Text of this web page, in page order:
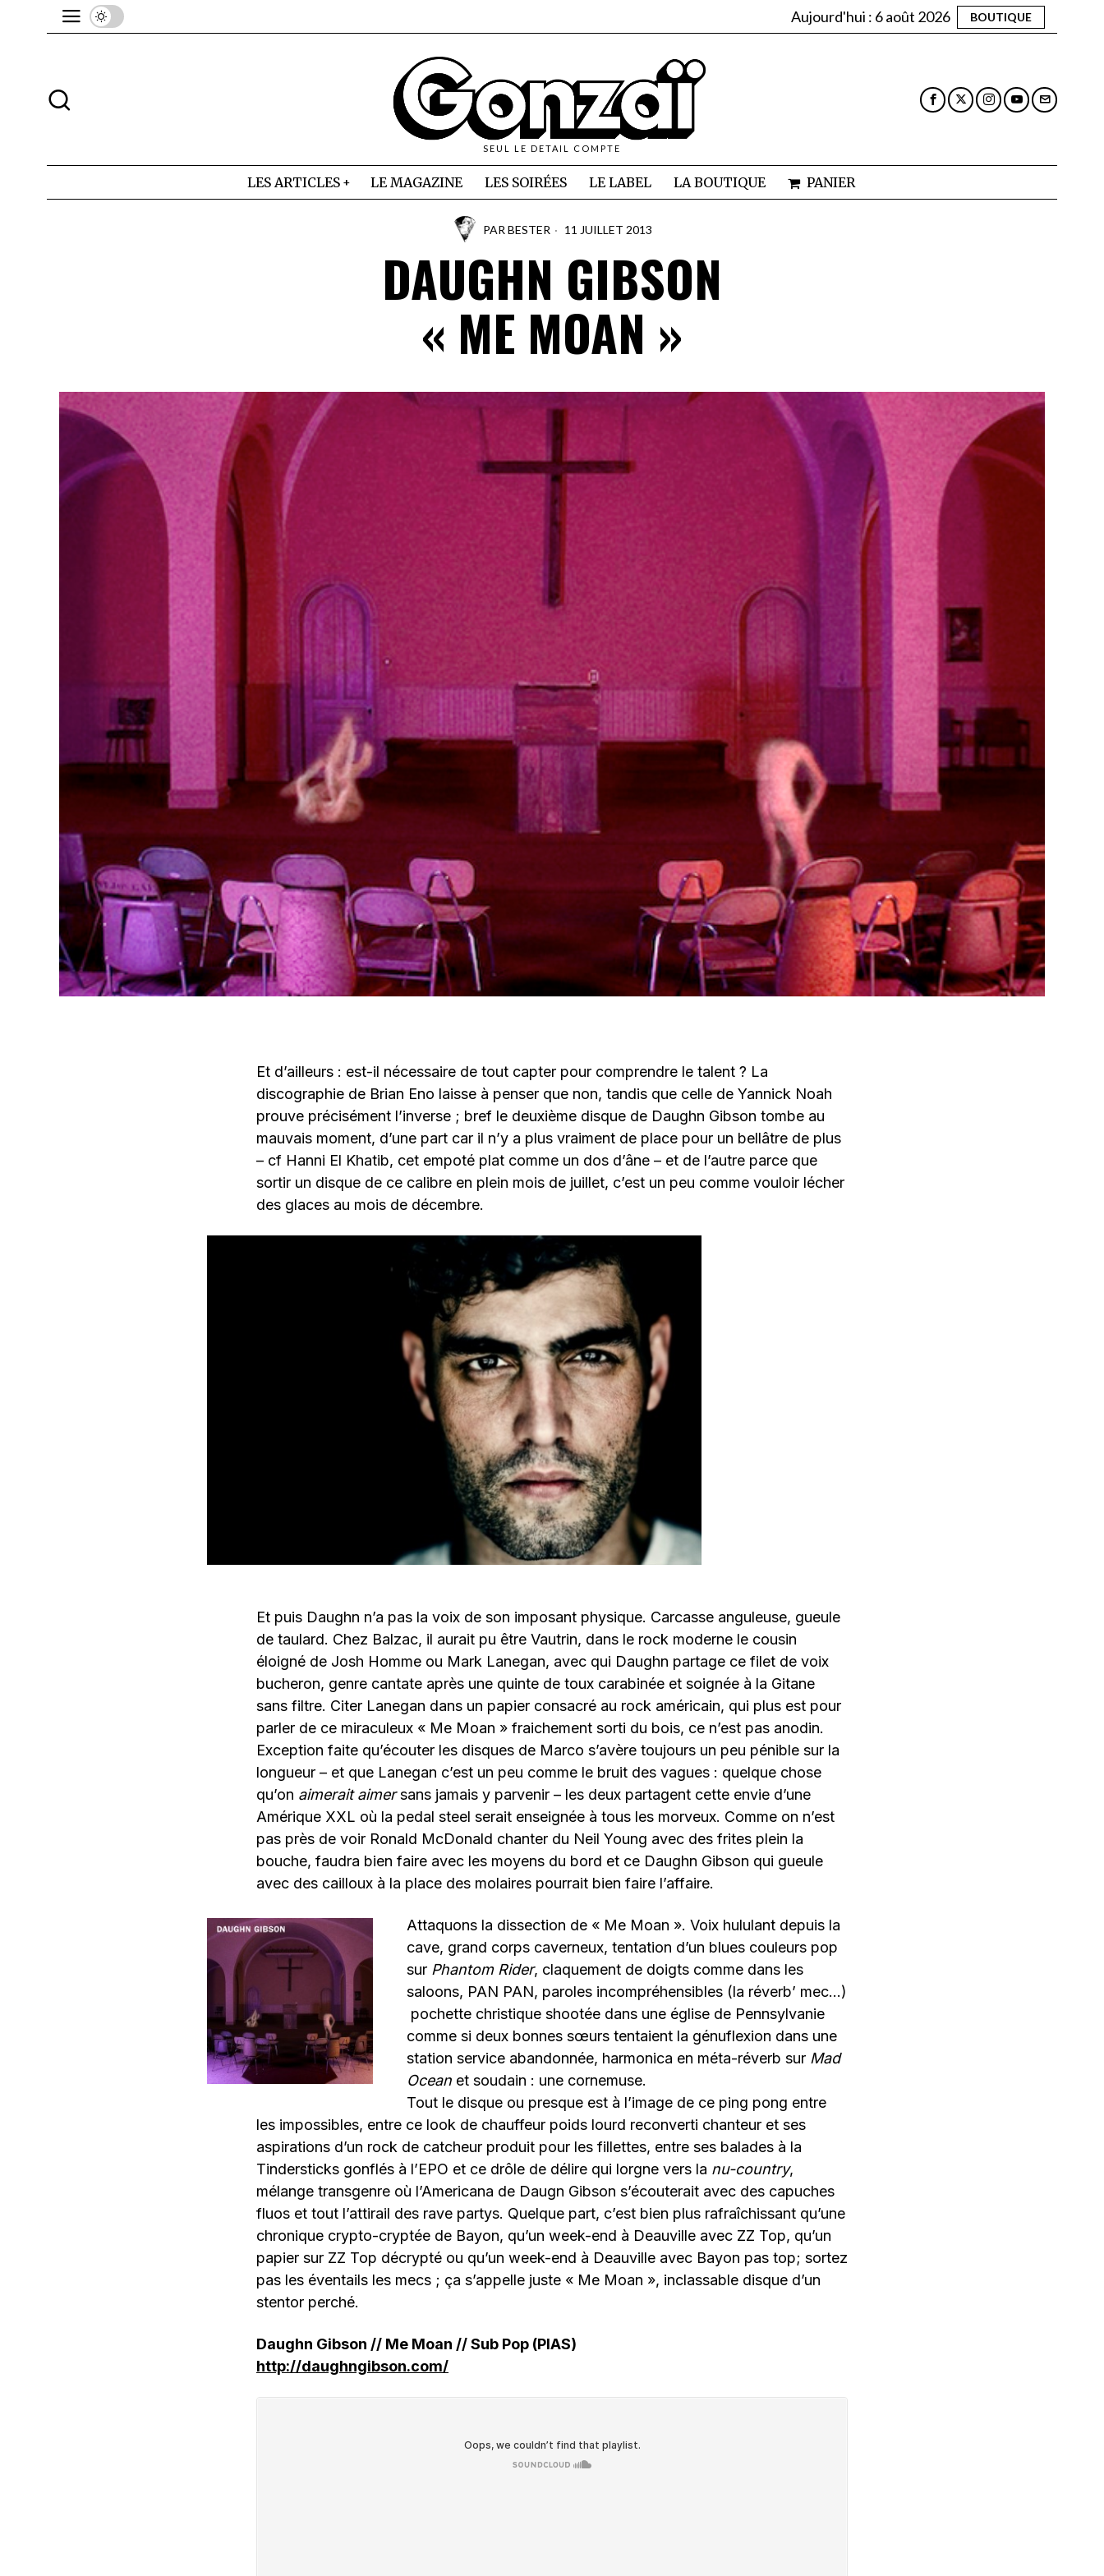
Aujourd'hui : 6 août 2026 BOUTIQUE
SEUL LE DETAIL COMPTE
LES ARTICLES LE MAGAZINE LES SOIRÉES LE LABEL LA BOUTIQUE PANIER
PAR BESTER 11 JUILLET 2013
DAUGHN GIBSON
« ME MOAN »
Et d’ailleurs : est-il nécessaire de tout capter pour comprendre le talent ? La
discographie de Brian Eno laisse à penser que non, tandis que celle de Yannick Noah
prouve précisément l’inverse ; bref le deuxième disque de Daughn Gibson tombe au
mauvais moment, d’une part car il n’y a plus vraiment de place pour un bellâtre de plus
– cf Hanni El Khatib, cet empoté plat comme un dos d’âne – et de l’autre parce que
sortir un disque de ce calibre en plein mois de juillet, c’est un peu comme vouloir lécher
des glaces au mois de décembre.
Et puis Daughn n’a pas la voix de son imposant physique. Carcasse anguleuse, gueule
de taulard. Chez Balzac, il aurait pu être Vautrin, dans le rock moderne le cousin
éloigné de Josh Homme ou Mark Lanegan, avec qui Daughn partage ce filet de voix
bucheron, genre cantate après une quinte de toux carabinée et soignée à la Gitane
sans filtre. Citer Lanegan dans un papier consacré au rock américain, qui plus est pour
parler de ce miraculeux « Me Moan » fraichement sorti du bois, ce n’est pas anodin.
Exception faite qu’écouter les disques de Marco s’avère toujours un peu pénible sur la
longueur – et que Lanegan c’est un peu comme le bruit des vagues : quelque chose
qu’on aimerait aimersans jamais y parvenir – les deux partagent cette envie d’une
Amérique XXL où la pedal steel serait enseignée à tous les morveux. Comme on n’est
pas près de voir Ronald McDonald chanter du Neil Young avec des frites plein la
bouche, faudra bien faire avec les moyens du bord et ce Daughn Gibson qui gueule
avec des cailloux à la place des molaires pourrait bien faire l’affaire.
Attaquons la dissection de « Me Moan ». Voix hululant depuis la
cave, grand corps caverneux, tentation d’un blues couleurs pop
sur Phantom Rider, claquement de doigts comme dans les
saloons, PAN PAN, paroles incompréhensibles (la réverb’ mec…)
pochette christique shootée dans une église de Pennsylvanie
comme si deux bonnes sœurs tentaient la génuflexion dans une
station service abandonnée, harmonica en méta-réverb sur Mad
Oceanet soudain : une cornemuse.
Tout le disque ou presque est à l’image de ce ping pong entre
les impossibles, entre ce look de chauffeur poids lourd reconverti chanteur et ses
aspirations d’un rock de catcheur produit pour les fillettes, entre ses balades à la
Tindersticks gonflés à l’EPO et ce drôle de délire qui lorgne vers la nu-country,
mélange transgenre où l’Americana de Daugn Gibson s’écouterait avec des capuches
fluos et tout l’attirail des rave partys. Quelque part, c’est bien plus rafraîchissant qu’une
chronique crypto-cryptée de Bayon, qu’un week-end à Deauville avec ZZ Top, qu’un
papier sur ZZ Top décrypté ou qu’un week-end à Deauville avec Bayon pas top; sortez
pas les éventails les mecs ; ça s’appelle juste « Me Moan », inclassable disque d’un
stentor perché.
Daughn Gibson // Me Moan // Sub Pop (PIAS)
http://daughngibson.com/